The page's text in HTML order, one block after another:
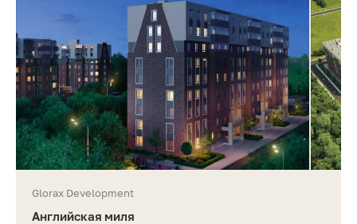
Glorax Development
Английская миля